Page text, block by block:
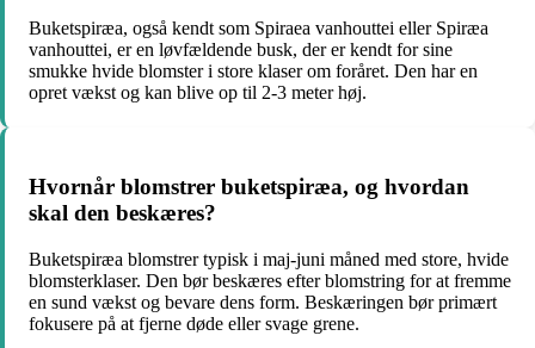
Buketspiræa, også kendt som Spiraea vanhouttei eller Spiræa
vanhouttei, er en løvfældende busk, der er kendt for sine
smukke hvide blomster i store klaser om foråret. Den har en
opret vækst og kan blive op til 2-3 meter høj.
Hvornår blomstrer buketspiræa, og hvordan
skal den beskæres?
Buketspiræa blomstrer typisk i maj-juni måned med store, hvide
blomsterklaser. Den bør beskæres efter blomstring for at fremme
en sund vækst og bevare dens form. Beskæringen bør primært
fokusere på at fjerne døde eller svage grene.